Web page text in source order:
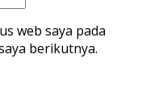
web saya pada
berikutnya.